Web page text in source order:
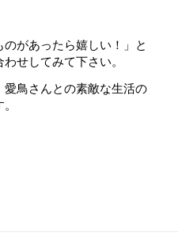
があったら嬉しい！」と
せしてみて下さい。
鳥さんとの素敵な生活の